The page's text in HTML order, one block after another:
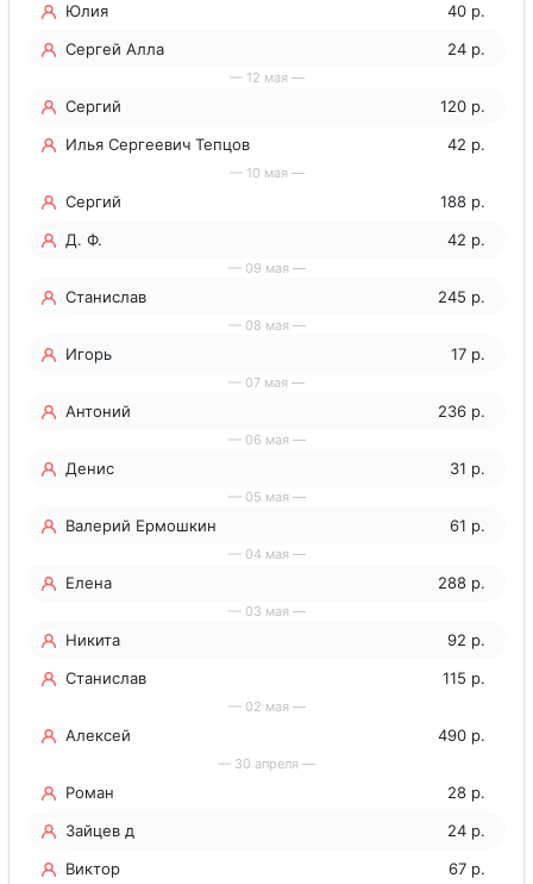
Юлия
40 р.
Сергей Алла
24 р.
— 12 мая —
Сергий
120 р.
Илья Сергеевич Тепцов
42 р.
— 10 мая —
Сергий
188 р.
Д. Ф.
42 р.
— 09 мая —
Станислав 245 р.
— 08 мая —
Игорь 17 р.
— 07 мая —
Антоний 236 р.
— 06 мая —
Денис 31 р.
— 05 мая —
Валерий Ермошкин 61 р.
— 04 мая —
Елена 288 р.
— 03 мая —
Никита
92 р.
Станислав
115 р.
— 02 мая —
Алексей 490 р.
— 30 апреля —
Роман
28 р.
Зайцев д
24 р.
Виктор
67 р.